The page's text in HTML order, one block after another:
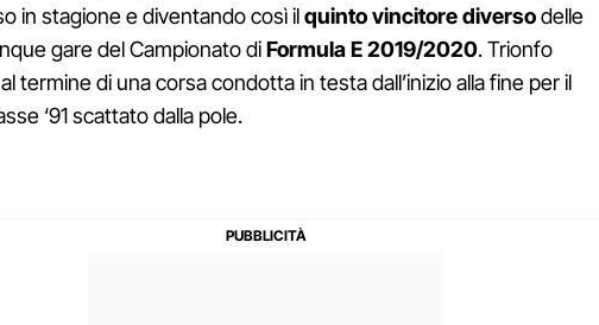
in stagione e diventando così ilquinto vincitore diversodelle
gare del Campionato diFormula E 2019/2020. Trionfo
termine di una corsa condotta in testa dall’inizio alla fine per il
‘91 scattato dalla pole.